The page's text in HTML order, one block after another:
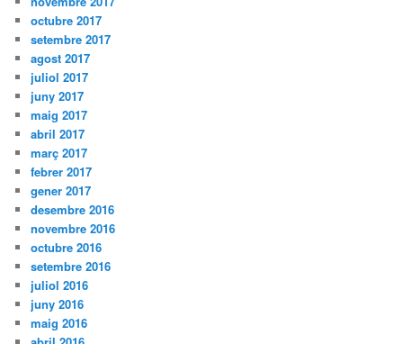
octubre 2017
setembre 2017
agost 2017
juliol 2017
juny 2017
maig 2017
abril 2017
març 2017
febrer 2017
gener 2017
desembre 2016
novembre 2016
octubre 2016
setembre 2016
juliol 2016
juny 2016
maig 2016